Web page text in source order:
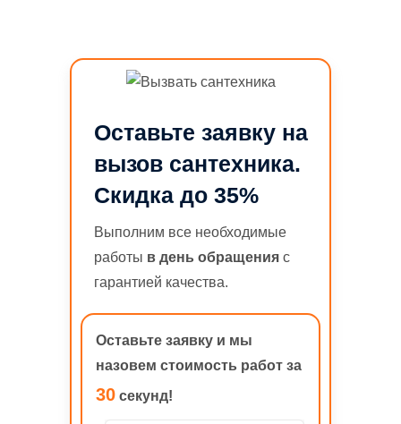
Оставьте заявку на
вызов сантехника.
Скидка до 35%
Выполним все необходимые
работы в день обращенияс
гарантией качества.
Оставьте заявку и мы
назовем стоимость работ за
30секунд!